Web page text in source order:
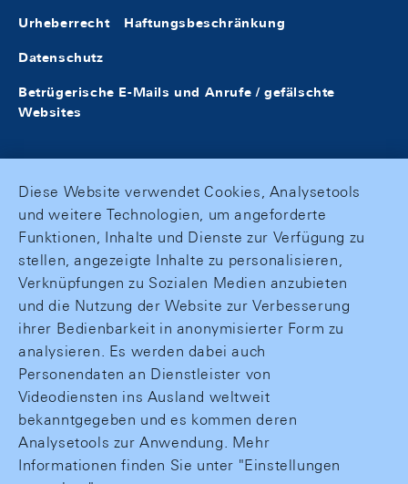
Urheberrecht Haftungsbeschränkung
Datenschutz
Betrügerische E-Mails und Anrufe / gefälschte
Websites
Diese Website verwendet Cookies, Analysetools
und weitere Technologien, um angeforderte
Funktionen, Inhalte und Dienste zur Verfügung zu
stellen, angezeigte Inhalte zu personalisieren,
Verknüpfungen zu Sozialen Medien anzubieten
und die Nutzung der Website zur Verbesserung
ihrer Bedienbarkeit in anonymisierter Form zu
analysieren. Es werden dabei auch
Personendaten an Dienstleister von
Videodiensten ins Ausland weltweit
bekanntgegeben und es kommen deren
Analysetools zur Anwendung. Mehr
Informationen finden Sie unter "Einstellungen